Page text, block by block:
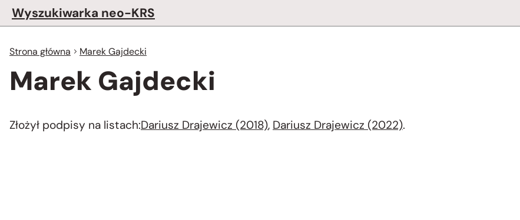
Wyszukiwarka neo-KRS
Strona główna Marek Gajdecki
Marek Gajdecki
Złożył podpisy na listach:Dariusz Drajewicz (2018), Dariusz Drajewicz (2022).